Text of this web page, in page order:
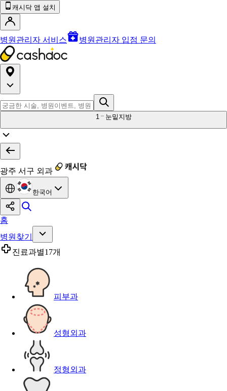
캐시닥 앱 설치
병원관리자 서비스 병원관리자 입점 문의
1 눈밑지방
광주 서구 외과
한국어
홈
병원찾기
진료과별17개
피부과
성형외과
정형외과